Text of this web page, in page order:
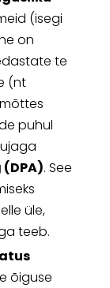
(isegi
on
te
(nt
puhul
. See
üle,
teeb.
õiguse